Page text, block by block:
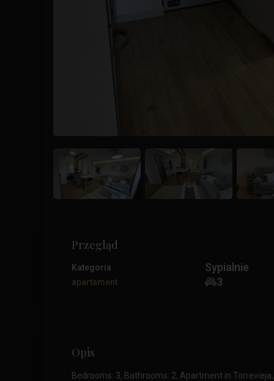
Przegląd
Kategoria
apartament
Sypialnie
3
Opis
Bedrooms: 3, Bathrooms: 2, Apartment in